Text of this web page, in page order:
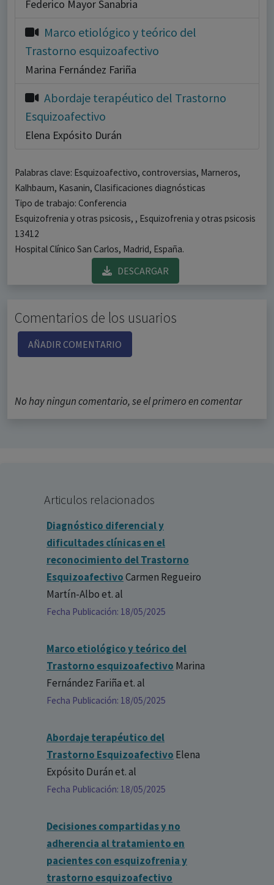
Federico Mayor Sanabria
Marco etiológico y teórico del
Trastorno esquizoafectivo
Marina Fernández Fariña
Abordaje terapéutico del Trastorno
Esquizoafectivo
Elena Expósito Durán
Palabras clave: Esquizoafectivo, controversias, Marneros,
Kalhbaum, Kasanin, Clasificaciones diagnósticas
Tipo de trabajo: Conferencia
Esquizofrenia y otras psicosis, , Esquizofrenia y otras psicosis
13412
Hospital Clínico San Carlos, Madrid, España.
DESCARGAR
Comentarios de los usuarios
AÑADIR COMENTARIO
No hay ningun comentario, se el primero en comentar
Articulos relacionados
Diagnóstico diferencial y
dificultades clínicas en el
reconocimiento del Trastorno
EsquizoafectivoCarmen Regueiro
Martín-Alboet. al
Fecha Publicación: 18/05/2025
Marco etiológico y teórico del
Trastorno esquizoafectivo Marina
Fernández Fariñaet. al
Fecha Publicación: 18/05/2025
Abordaje terapéutico del
Trastorno Esquizoafectivo Elena
Expósito Duránet. al
Fecha Publicación: 18/05/2025
Decisiones compartidas y no
adherencia al tratamiento en
pacientes con esquizofrenia y
trastorno esquizoafectivo